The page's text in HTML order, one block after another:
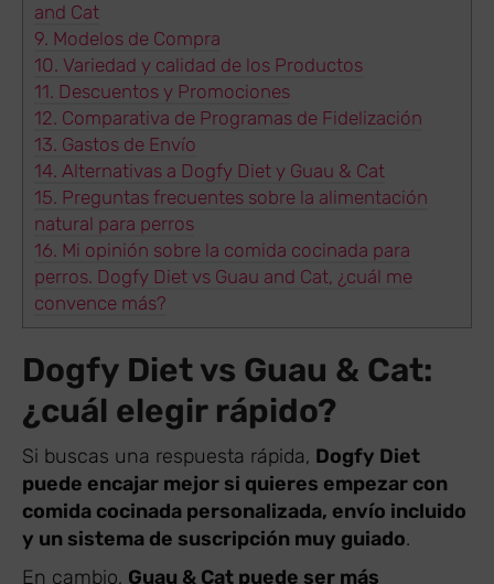
and Cat
9. Modelos de Compra
10. Variedad y calidad de los Productos
11. Descuentos y Promociones
12. Comparativa de Programas de Fidelización
13. Gastos de Envío
14. Alternativas a Dogfy Diet y Guau & Cat
15. Preguntas frecuentes sobre la alimentación
natural para perros
16. Mi opinión sobre la comida cocinada para
perros. Dogfy Diet vs Guau and Cat, ¿cuál me
convence más?
Dogfy Diet vs Guau & Cat:
¿cuál elegir rápido?
Si buscas una respuesta rápida, Dogfy Diet
puede encajar mejor si quieres empezar con
comida cocinada personalizada, envío incluido
y un sistema de suscripción muy guiado.
En cambio, Guau & Cat puede ser más